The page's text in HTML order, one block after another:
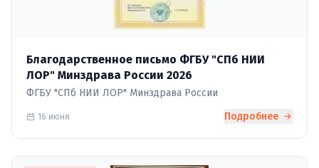
Благодарственное письмо ФГБУ "СПб НИИ
ЛОР" Минздрава России 2026
ФГБУ "СПб НИИ ЛОР" Минздрава России
16 июня Подробнее